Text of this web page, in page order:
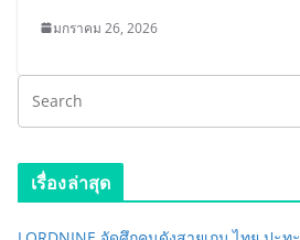
มกราคม 26, 2026
เรื่องล่าสุด